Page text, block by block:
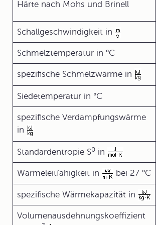
Härte nach Mohs und Brinell
Schallgeschwindigkeit in
Schmelztemperatur in °C
spezifische Schmelzwärme in
Siedetemperatur in °C
spezifische Verdampfungswärme
in
Standardentropie S0 in
Wärmeleitfähigkeit in bei 27 °C
spezifische Wärmekapazität in
Volumenausdehnungskoeffizient